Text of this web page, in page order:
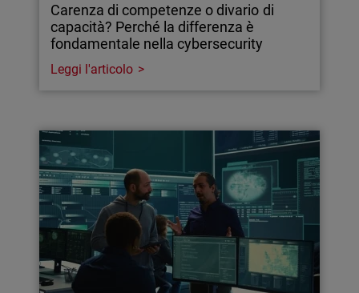
Carenza di competenze o divario di
capacità? Perché la differenza è
fondamentale nella cybersecurity
Leggi l'articolo